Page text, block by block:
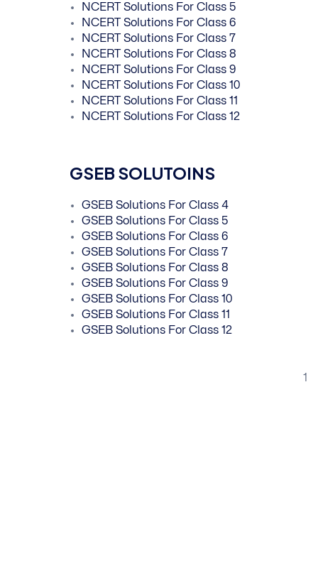
NCERT Solutions For Class 5
NCERT Solutions For Class 6
NCERT Solutions For Class 7
NCERT Solutions For Class 8
NCERT Solutions For Class 9
NCERT Solutions For Class 10
NCERT Solutions For Class 11
NCERT Solutions For Class 12
GSEB SOLUTOINS
GSEB Solutions For Class 4
GSEB Solutions For Class 5
GSEB Solutions For Class 6
GSEB Solutions For Class 7
GSEB Solutions For Class 8
GSEB Solutions For Class 9
GSEB Solutions For Class 10
GSEB Solutions For Class 11
GSEB Solutions For Class 12
1